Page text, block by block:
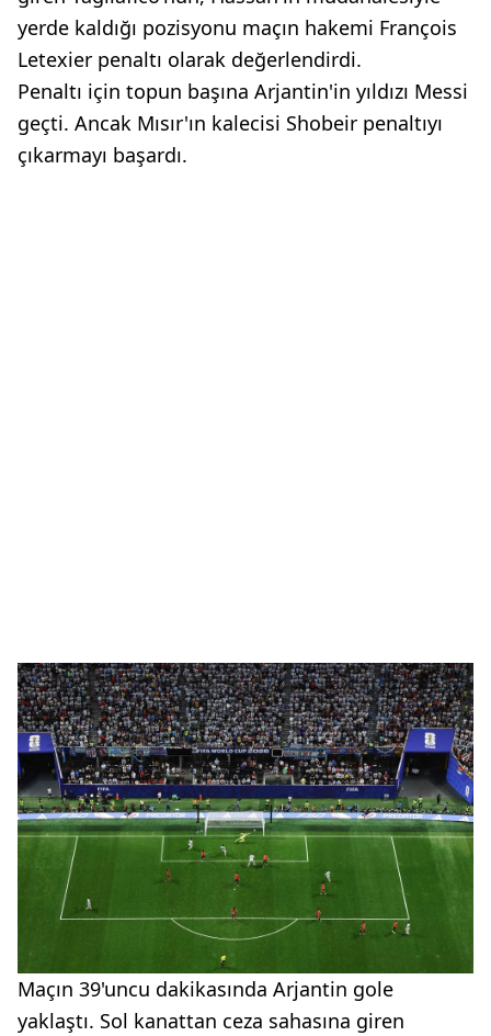
yerde kaldığı pozisyonu maçın hakemi François
Letexier penaltı olarak değerlendirdi.
Penaltı için topun başına Arjantin'in yıldızı Messi
geçti. Ancak Mısır'ın kalecisi Shobeir penaltıyı
çıkarmayı başardı.
Maçın 39'uncu dakikasında Arjantin gole
yaklaştı. Sol kanattan ceza sahasına giren